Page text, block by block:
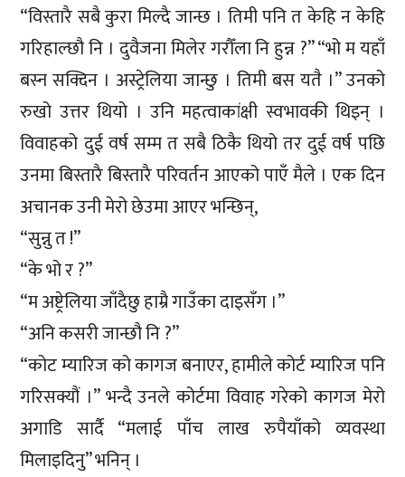
“विस्तारै सबै कुरा मिल्दै जान्छ । तिमी पनि त केहि न केहि
गरिहाल्छौ नि । दुवैजना मिलेर गरौँला नि हुन्न ?” “भो म यहाँ
बस्न सक्दिन । अस्ट्रेलिया जान्छु । तिमी बस यतै ।” उनको
रुखो उत्तर थियो । उनि महत्वाकांक्षी स्वभावकी थिइन् ।
विवाहको दुई वर्ष सम्म त सबै ठिकै थियो तर दुई वर्ष पछि
उनमा बिस्तारै बिस्तारै परिवर्तन आएको पाएँ मैले । एक दिन
अचानक उनी मेरो छेउमा आएर भन्छिन्,
“सुन्नु त !”
“के भो र ?”
“म अष्ट्रेलिया जाँदैछु हाम्रै गाउँका दाइसँग ।”
“अनि कसरी जान्छौ नि ?”
“कोट म्यारिज को कागज बनाएर, हामीले कोर्ट म्यारिज पनि
गरिसक्यौं ।” भन्दै उनले कोर्टमा विवाह गरेको कागज मेरो
अगाडि सार्दै “मलाई पाँच लाख रुपैयाँको व्यवस्था
मिलाइदिनु” भनिन् ।